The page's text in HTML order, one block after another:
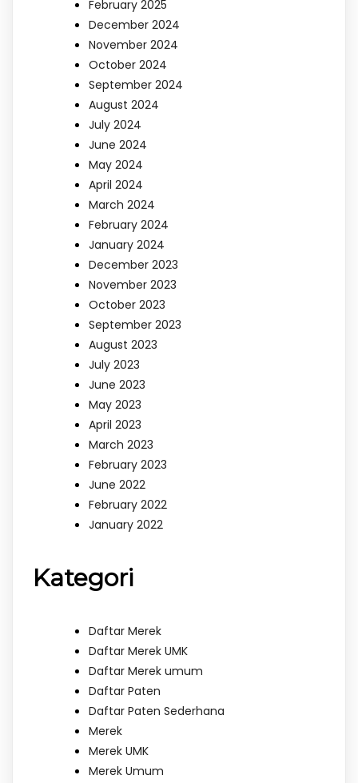
February 2025
December 2024
November 2024
October 2024
September 2024
August 2024
July 2024
June 2024
May 2024
April 2024
March 2024
February 2024
January 2024
December 2023
November 2023
October 2023
September 2023
August 2023
July 2023
June 2023
May 2023
April 2023
March 2023
February 2023
June 2022
February 2022
January 2022
Kategori
Daftar Merek
Daftar Merek UMK
Daftar Merek umum
Daftar Paten
Daftar Paten Sederhana
Merek
Merek UMK
Merek Umum